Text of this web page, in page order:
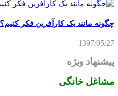
چگونه مانند یک کارآفرین فکر کنیم؟
1397/05/27
پیشنهاد ویژه
مشاغل خانگی